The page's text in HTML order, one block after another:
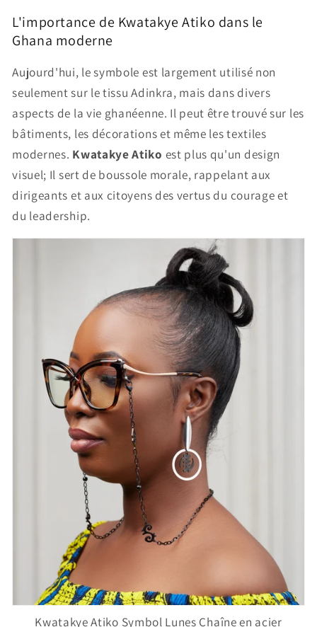
L'importance de Kwatakye Atiko dans le
Ghana moderne
Aujourd'hui, le symbole est largement utilisé non
seulement sur le tissu Adinkra, mais dans divers
aspects de la vie ghanéenne. Il peut être trouvé sur les
bâtiments, les décorations et même les textiles
modernes. Kwatakye Atiko est plus qu'un design
visuel; Il sert de boussole morale, rappelant aux
dirigeants et aux citoyens des vertus du courage et
du leadership.
Kwatakye Atiko Symbol Lunes Chaîne en acier